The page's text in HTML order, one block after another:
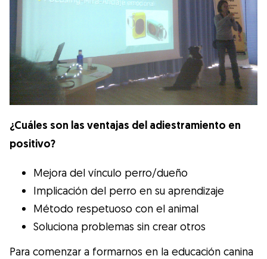
¿Cuáles son las ventajas del adiestramiento en
positivo?
Mejora del vínculo perro/dueño
Implicación del perro en su aprendizaje
Método respetuoso con el animal
Soluciona problemas sin crear otros
Para comenzar a formarnos en la educación canina